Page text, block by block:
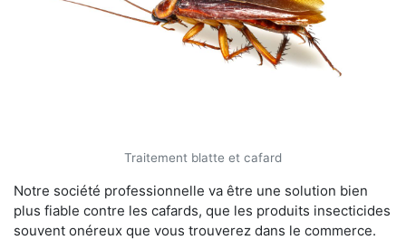
Traitement blatte et cafard
Notre société professionnelle va être une solution bien
plus fiable contre les cafards, que les produits insecticides
souvent onéreux que vous trouverez dans le commerce.